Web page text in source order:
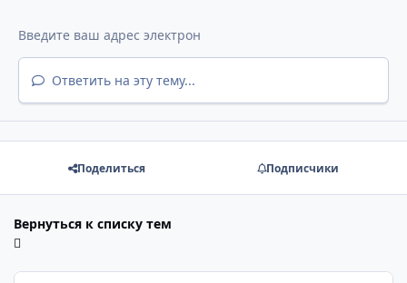
Ответить на эту тему...
Поделиться Подписчики
Вернуться к списку тем